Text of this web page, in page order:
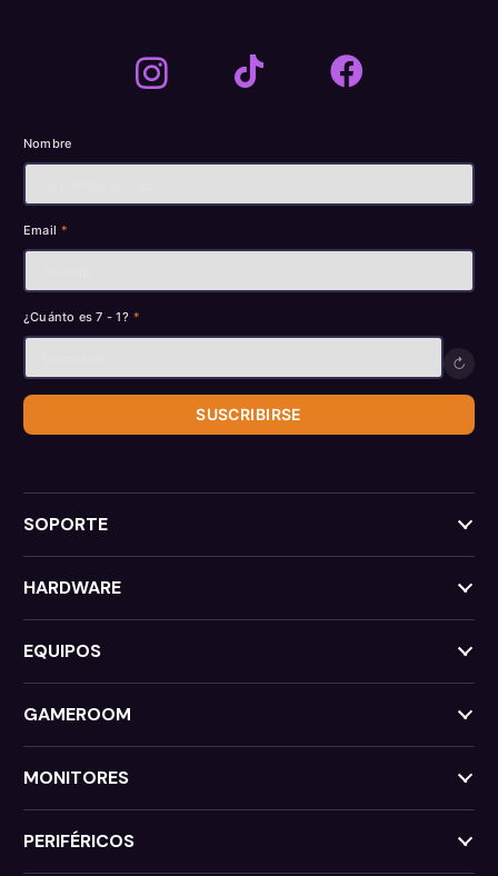
Nombre
Email *
¿Cuánto es 7 - 1? *
↻
SUSCRIBIRSE
SOPORTE
HARDWARE
EQUIPOS
GAMEROOM
MONITORES
PERIFÉRICOS